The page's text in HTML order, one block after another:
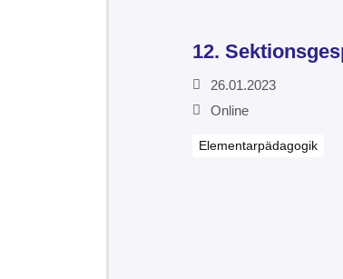
12.
26.01.2023
Online
Elementarpädagogik